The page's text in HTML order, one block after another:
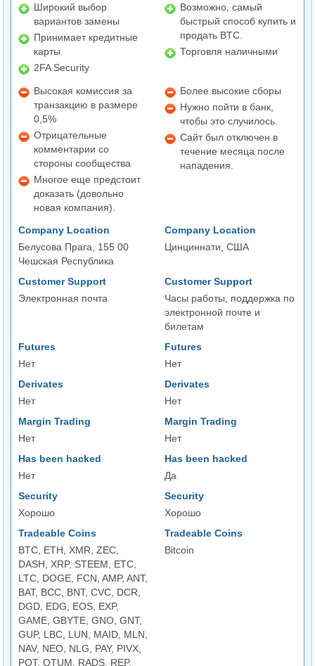
Широкий выбор
вариантов замены
Принимает кредитные
карты
2FA Security
Возможно, самый
быстрый способ купить и
продать BTC.
Торговля наличными
Высокая комиссия за
транзакцию в размере
0,5%
Отрицательные
комментарии со
стороны сообщества
Многое еще предстоит
доказать (довольно
новая компания).
Более высокие сборы
Нужно пойти в банк,
чтобы это случилось.
Сайт был отключен в
течение месяца после
нападения.
Company Location
Белусова Прага, 155 00
Чешская Республика
Company Location
Цинциннати, США
Customer Support
Электронная почта
Customer Support
Часы работы, поддержка по
электронной почте и
билетам
Futures
Нет
Futures
Нет
Derivates
Нет
Derivates
Нет
Margin Trading
Нет
Margin Trading
Нет
Has been hacked
Нет
Has been hacked
Да
Security
Хорошо
Security
Хорошо
Tradeable Coins
BTC, ETH, XMR, ZEC,
DASH, XRP, STEEM, ETC,
LTC, DOGE, FCN, AMP, ANT,
BAT, BCC, BNT, CVC, DCR,
DGD, EDG, EOS, EXP,
GAME, GBYTE, GNO, GNT,
GUP, LBC, LUN, MAID, MLN,
NAV, NEO, NLG, PAY, PIVX,
POT, QTUM, RADS, REP,
Tradeable Coins
Bitcoin